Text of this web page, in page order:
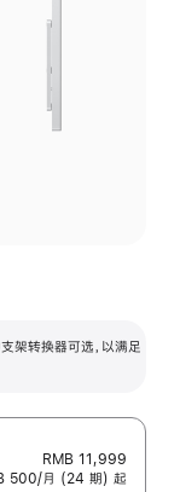
转换器可选，以满足
RMB 11,999
500/月 (24 期) 起